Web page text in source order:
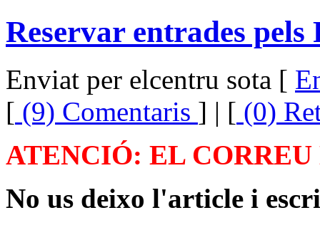
Reservar entrades pels
Enviat per elcentru sota [
[ (9) Comentaris ] | [ (0)
ATENCIÓ: EL CORREU
No us deixo l'article i